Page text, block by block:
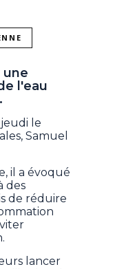
une
l'eau
le
Samuel
il a évoqué
des
de réduire
lancer